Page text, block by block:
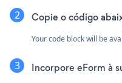
Copie o código
Your code block will be
Incorpore eForm à